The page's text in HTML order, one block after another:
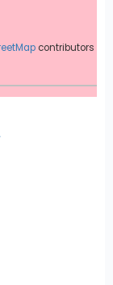
contributors